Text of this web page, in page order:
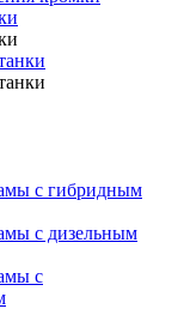
с гибридным
с дизельным
с